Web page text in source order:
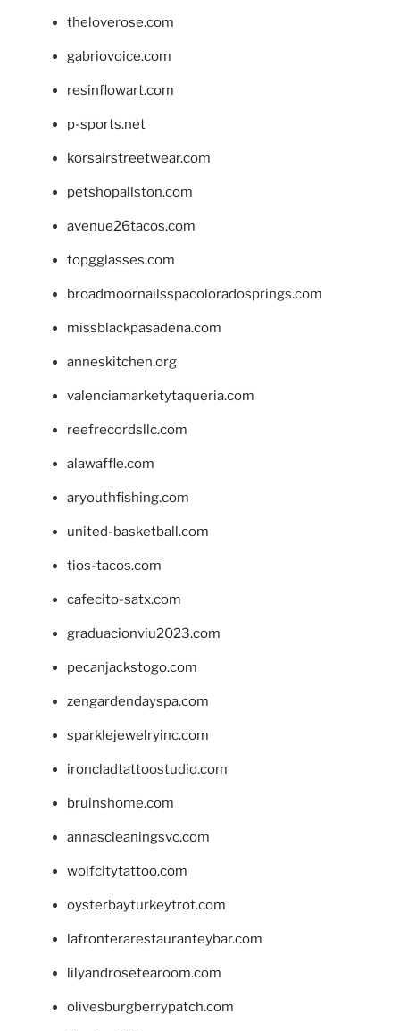
theloverose.com
gabriovoice.com
resinflowart.com
p-sports.net
korsairstreetwear.com
petshopallston.com
avenue26tacos.com
topgglasses.com
broadmoornailsspacoloradosprings.com
missblackpasadena.com
anneskitchen.org
valenciamarketytaqueria.com
reefrecordsllc.com
alawaffle.com
aryouthfishing.com
united-basketball.com
tios-tacos.com
cafecito-satx.com
graduacionviu2023.com
pecanjackstogo.com
zengardendayspa.com
sparklejewelryinc.com
ironcladtattoostudio.com
bruinshome.com
annascleaningsvc.com
wolfcitytattoo.com
oysterbayturkeytrot.com
lafronterarestauranteybar.com
lilyandrosetearoom.com
olivesburgberrypatch.com